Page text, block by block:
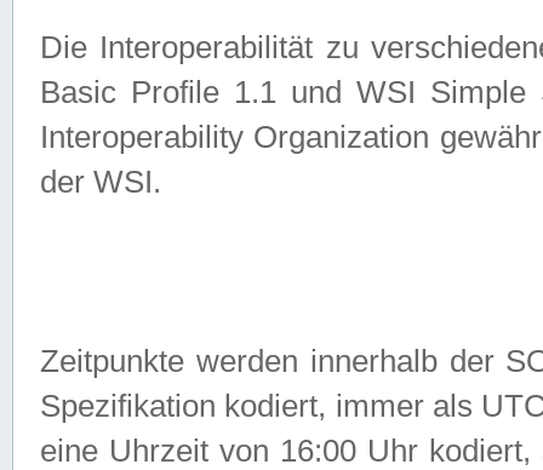
Die Interoperabilität zu
Basic Profile 1.1 und WSI
Interoperability Organization
der WSI.
Zeitpunkte werden innerhalb der
Spezifikation kodiert, immer als
eine Uhrzeit von 16:00 Uhr